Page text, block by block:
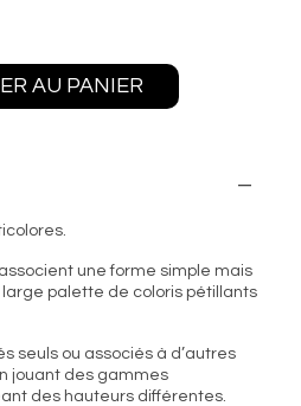
AU PANIER
une forme simple mais
palette de coloris pétillants
seuls ou associés à d’autres
jouant des gammes
des hauteurs différentes.